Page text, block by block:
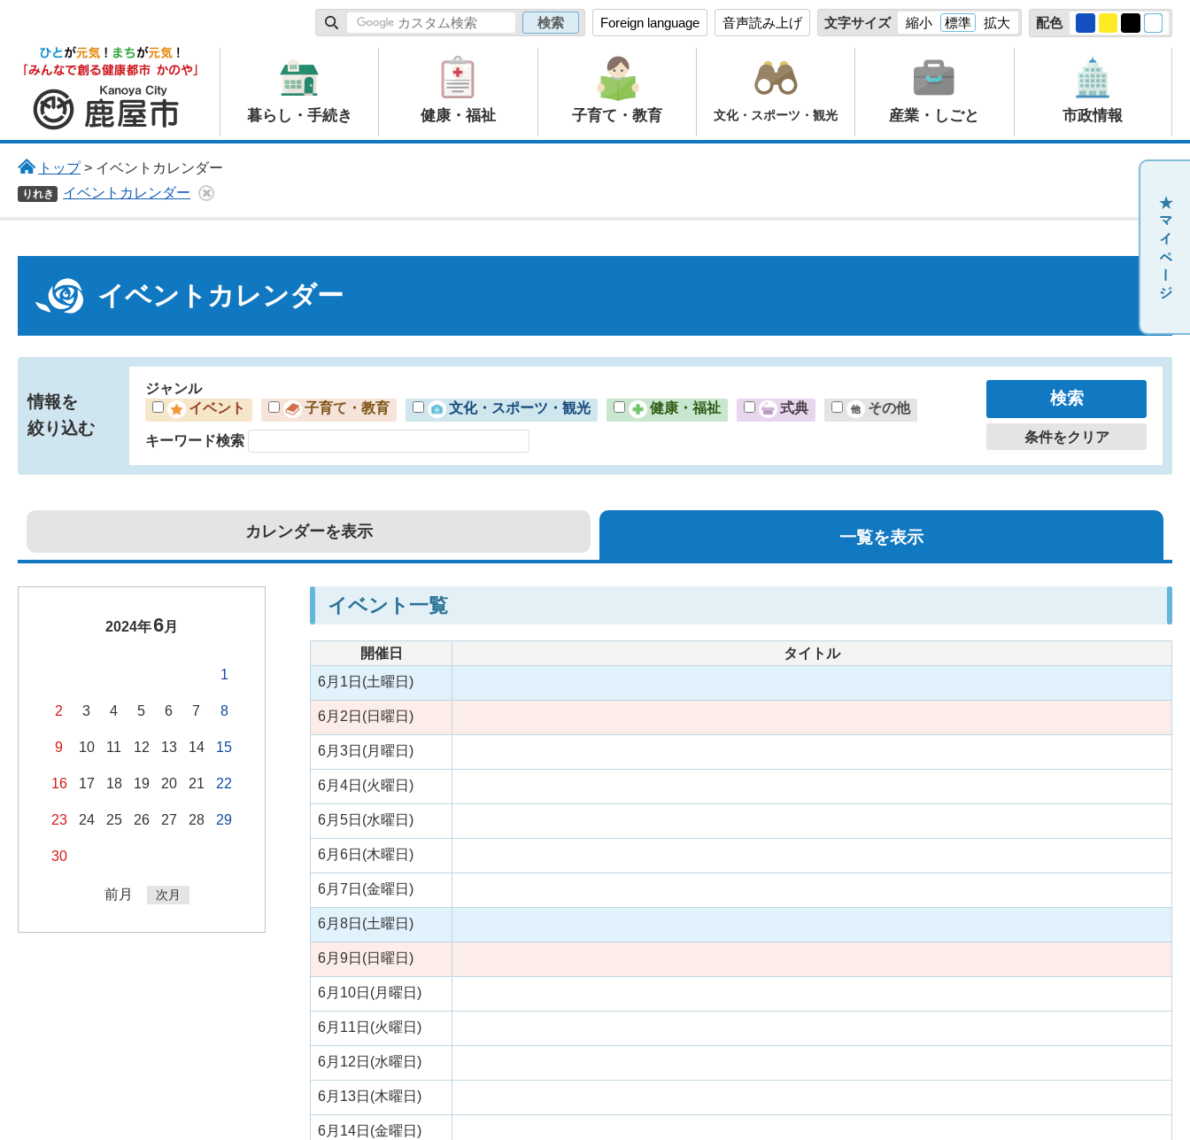
Foreign language 音声読み上げ 文字サイズ 縮小 標準 拡大 配色
鹿屋市
暮らし・手続き 健康・福祉 子育て・教育 文化・スポーツ・観光 産業・しごと 市政情報
トップ> イベントカレンダー
りれき イベントカレンダー
イベントカレンダー
情報を
絞り込む
ジャンル
イベント
子育て・教育 文化・スポーツ・観光 健康・福祉 式典 その他
キーワード検索 条件をクリア
カレンダーを表示 一覧を表示
2024年6月
1
2 3 4 5 6 7 8
9 10 11 12 13 14 15
16 17 18 19 20 21 22
23 24 25 26 27 28 29
30
前月 次月
イベント一覧
開催日
タイトル
6月1日(土曜日)
6月2日(日曜日)
6月3日(月曜日)
6月4日(火曜日)
6月5日(水曜日)
6月6日(木曜日)
6月7日(金曜日)
6月8日(土曜日)
6月9日(日曜日)
6月10日(月曜日)
6月11日(火曜日)
6月12日(水曜日)
6月13日(木曜日)
6月14日(金曜日)